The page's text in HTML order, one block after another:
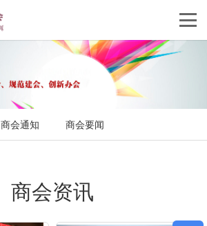
商会通知 商会要闻
商会资讯